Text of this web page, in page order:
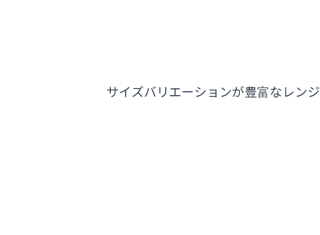
サイズバリエーションが豊富なレン